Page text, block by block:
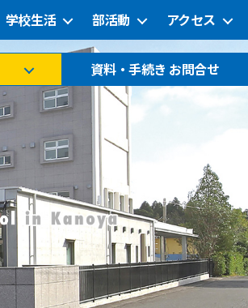
学校生活 部活動 アクセス
資料・手続き お問合せ